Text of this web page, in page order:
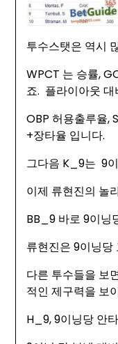
투수스탯은 역시
WPCT 는 승률,
죠. 플라이아웃 대
OBP 허용출루율,
+장타율 입니다.
그다음 K_9는 9
이제 류현진의 놀
BB_9 바로 9이닝
류현진은 9이닝당
다른 투수들을 보
적인 제구력을 보
H_9, 9이닝당 안